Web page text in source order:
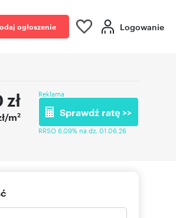
ogłoszenie Logowanie
zł
m2
Reklama
Sprawdź ratę >>
RRSO 6,09% na dz. 01.06.26